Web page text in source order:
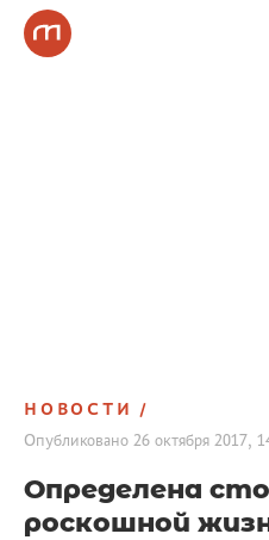
НОВОСТИ
Опубликовано 26 октября 2017,
Определена
роскошной